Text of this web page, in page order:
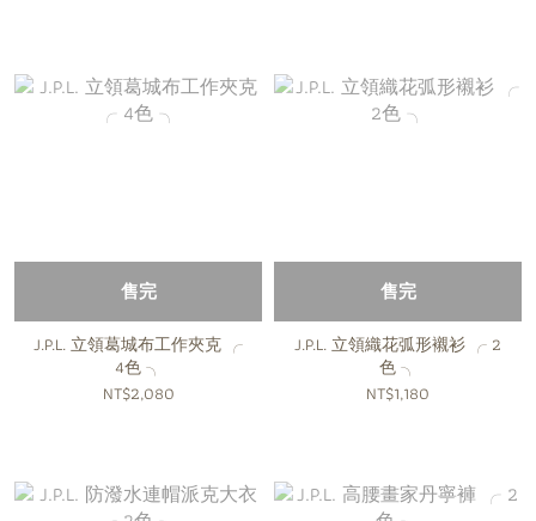
售完
J.P.L. 立領葛城布工作夾克 ╭
4色 ╮
NT$2,080
售完
J.P.L. 立領織花弧形襯衫 ╭ 2
色 ╮
NT$1,180